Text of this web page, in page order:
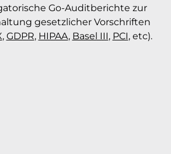
Go-Auditberichte zur
gesetzlicher Vorschriften
, GDPR, HIPAA, Basel III, PCI, etc).